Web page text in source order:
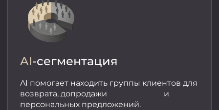
AI-сегментация
AI помогает находить группы клиентов для
возврата, допродажи и
персональных предложений.